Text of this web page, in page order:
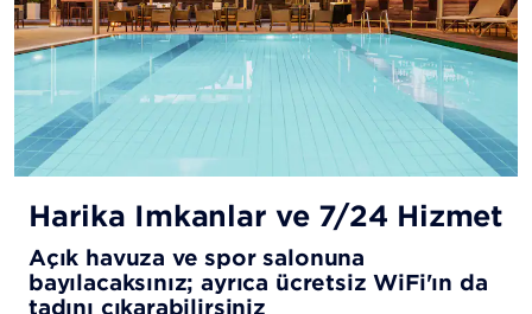
Harika İmkanlar ve 7/24 Hizmet
Açık havuza ve spor salonuna
bayılacaksınız; ayrıca ücretsiz WiFi'ın da
tadını çıkarabilirsiniz